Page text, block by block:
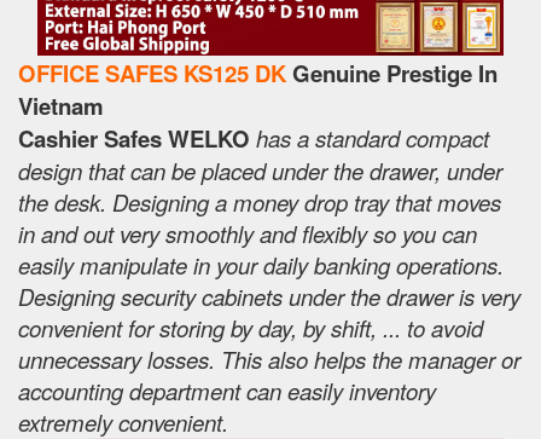
OFFICE SAFES KS125 DKGenuine Prestige In
Vietnam
Cashier Safes WELKO has a standard compact
design that can be placed under the drawer, under
the desk. Designing a money drop tray that moves
in and out very smoothly and flexibly so you can
easily manipulate in your daily banking operations.
Designing security cabinets under the drawer is very
convenient for storing by day, by shift, ... to avoid
unnecessary losses. This also helps the manager or
accounting department can easily inventory
extremely convenient.